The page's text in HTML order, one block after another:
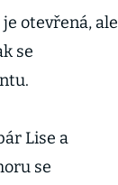
otevřená, ale
se
Lise a
se